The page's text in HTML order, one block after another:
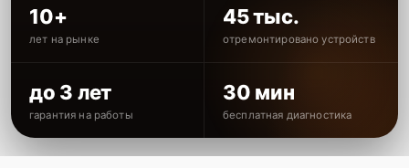
10+
лет на рынке
45 тыс.
отремонтировано устройств
до 3 лет
гарантия на работы
30 мин
бесплатная диагностика